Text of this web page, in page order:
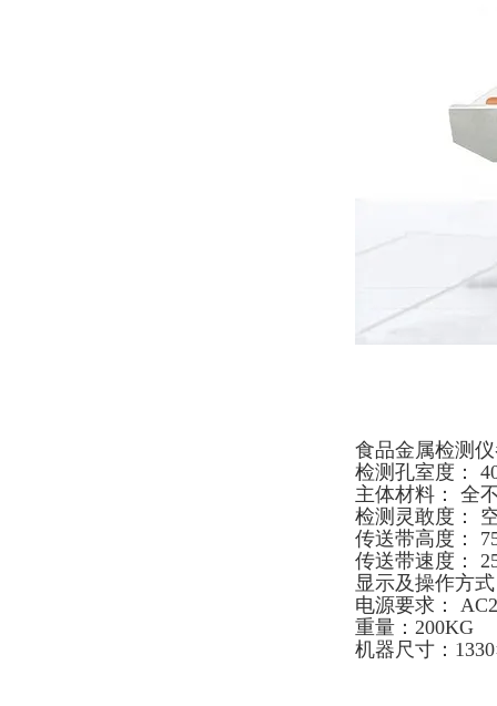
食品金属检测
检测孔室度：
主体材料： 全
检测灵敢度：
传送带高度：
传送带速度：
显示及操作方
电源要求：
重量：200KG
机器尺寸：